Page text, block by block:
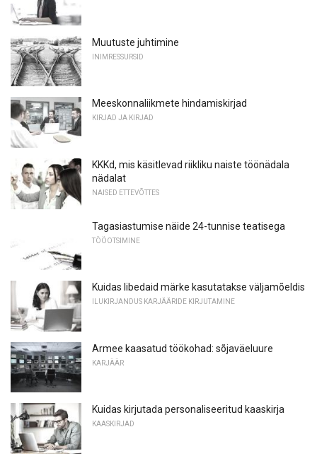
Muutuste juhtimine
INIMRESSURSID
Meeskonnaliikmete hindamiskirjad
KIRJAD JA KIRJAD
KKKd, mis käsitlevad riikliku naiste töönädala
nädalat
NAISED ETTEVÕTTES
Tagasiastumise näide 24-tunnise teatisega
TÖÖOTSIMINE
Kuidas libedaid märke kasutatakse väljamõeldis
ILUKIRJANDUS KARJÄÄRIDE KIRJUTAMINE
Armee kaasatud töökohad: sõjaväeluure
KARJÄÄR
Kuidas kirjutada personaliseeritud kaaskirja
KAASKIRJAD